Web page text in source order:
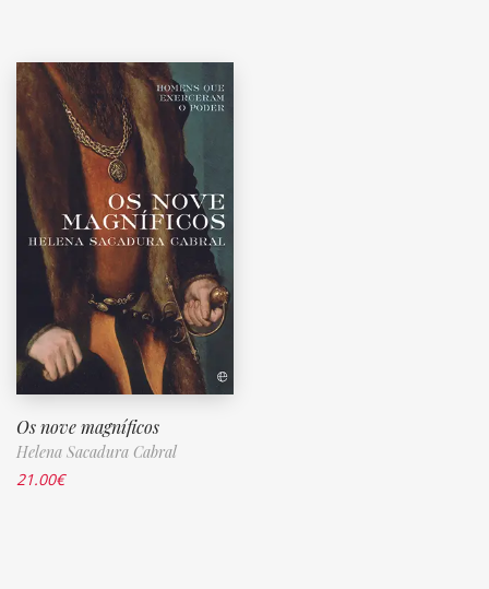
Os nove magníficos
Helena Sacadura Cabral
21.00€